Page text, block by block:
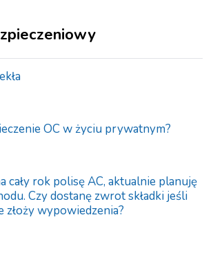
OC w życiu prywatnym?
cały rok polisę AC, aktualnie planuję
Czy dostanę zwrot składki jeśli
złoży wypowiedzenia?